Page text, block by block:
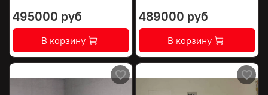
495000 руб
В корзину
489000 руб
В корзину